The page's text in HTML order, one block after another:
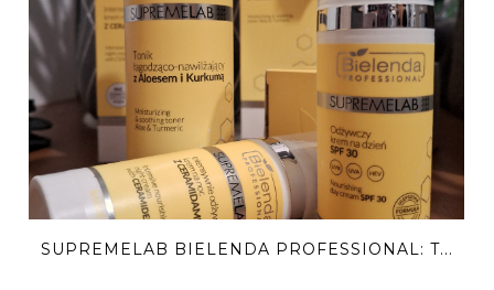
SUPREMELAB BIELENDA PROFESSIONAL: T...